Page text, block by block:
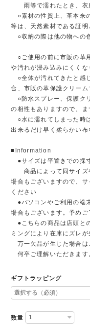
雨等で濡れたとき、衣
○素材の性質上、革本来
等は、天然素材である証
○収納の際は他の物への
○ご使用の前に市販の革
や汚れが浸み込みにくく
○全体が汚れてきたと感
合、市販の革保護クリー
○防水スプレー、保護ク
の相性もありますので、
○水に濡れてしまった時
出来るだけ早く柔らかい
■Information
●サイズは平置きでの採
商品によって同サイズ
場合もございますので、
ください
●パソコンやご利用の端
場合もございます。予めご
●こちらの商品は店頭と
ミングにより在庫にズレ
万一欠品が生じた場合は
何卒ご理解いただきます
ギフトラッピング
数量